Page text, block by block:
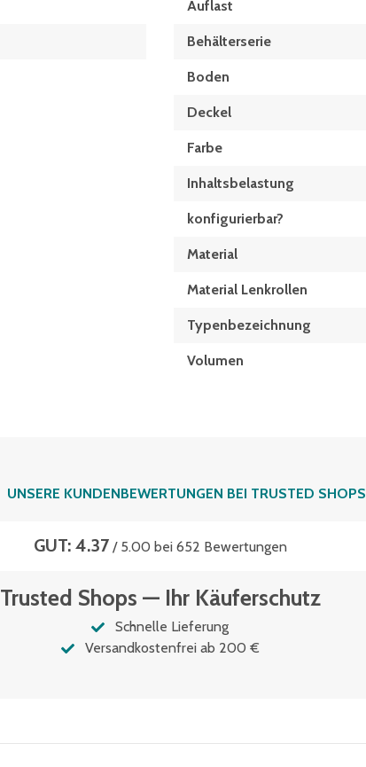
Auflast
Behälterserie
Boden
Deckel
Farbe
Inhaltsbelastung
konfigurierbar?
Material
Material Lenkrollen
Typen­be­zeich­nung
Volumen
UNSERE KUNDENBEWERTUNGEN BEI TRUSTED SHOPS
GUT: 4.37/ 5.00 bei 652 Bewertungen
Trusted Shops — Ihr Käuferschutz
Schnelle Lieferung
Versandkostenfrei ab 200 €